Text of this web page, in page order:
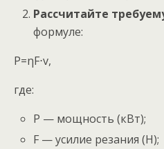
Рассчитайте
формуле:
P=ηF⋅v​,
где:
P — мощность (кВт);
F — усилие резания (Н);